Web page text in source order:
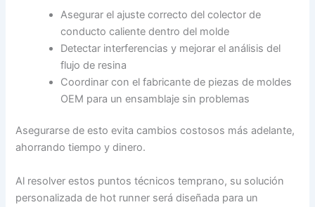
Asegurar el ajuste correcto del colector de
conducto caliente dentro del molde
Detectar interferencias y mejorar el análisis del
flujo de resina
Coordinar con el fabricante de piezas de moldes
OEM para un ensamblaje sin problemas
Asegurarse de esto evita cambios costosos más adelante,
ahorrando tiempo y dinero.
Al resolver estos puntos técnicos temprano, su solución
personalizada de hot runner será diseñada para un